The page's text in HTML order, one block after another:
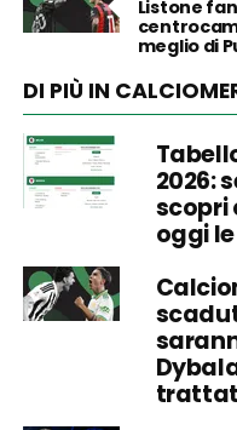
Listone
meglio di
DI PIÙ IN
2026:
scopri
oggi